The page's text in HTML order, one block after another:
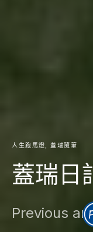
人生跑馬燈 蓋瑞隨筆
蓋瑞日
Previous